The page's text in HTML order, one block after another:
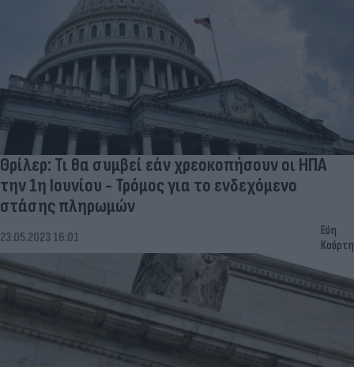
Θρίλερ: Τι θα συμβεί εάν χρεοκοπήσουν οι ΗΠΑ
την 1η Ιουνίου - Τρόμος για το ενδεχόμενο
στάσης πληρωμών
23.05.2023 16:01
Εύη
Κούρτη